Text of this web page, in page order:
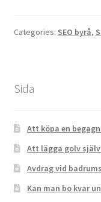
Categories: SEO byrå,
Sida
Att köpa en
Att lägga golv själv
Avdrag vid
Kan man bo kvar